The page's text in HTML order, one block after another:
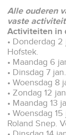
Alle ouderen
vaste
Activiteiten in
• Donderdag
Hofstek.
• Maandag 6
• Dinsdag 7
• Woensdag 8
• Zondag 12
• Maandag 13
• Woensdag
Roland Snep.